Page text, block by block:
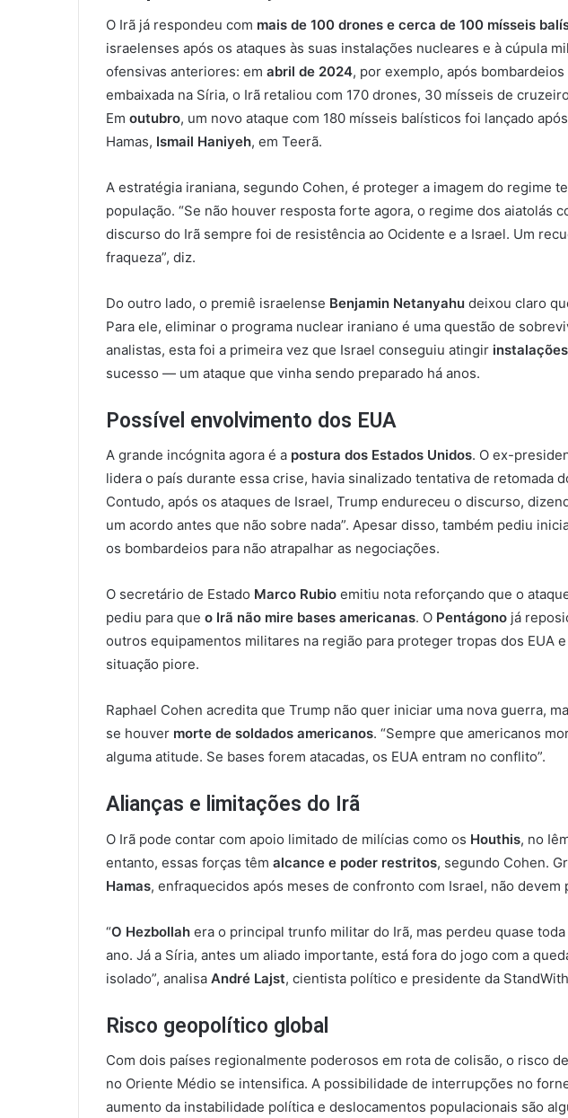
O Irã já respondeu com mais de 100 drones e cerca de 100 mísseis
israelenses após os ataques às suas instalações nucleares e à cúpula
ofensivas anteriores: em abril de 2024, por exemplo, após
embaixada na Síria, o Irã retaliou com 170 drones, 30 mísseis de
Em outubro, um novo ataque com 180 mísseis balísticos foi lançado
Hamas, Ismail Haniyeh, em Teerã.
A estratégia iraniana, segundo Cohen, é proteger a imagem do regime
população. “Se não houver resposta forte agora, o regime dos aiatolás
discurso do Irã sempre foi de resistência ao Ocidente e a Israel. Um
fraqueza”, diz.
Do outro lado, o premiê israelense Benjamin Netanyahu deixou claro
Para ele, eliminar o programa nuclear iraniano é uma questão de
analistas, esta foi a primeira vez que Israel conseguiu atingir
sucesso — um ataque que vinha sendo preparado há anos.
Possível envolvimento dos EUA
A grande incógnita agora é a postura dos Estados Unidos. O ex-
lidera o país durante essa crise, havia sinalizado tentativa de retomada
Contudo, após os ataques de Israel, Trump endureceu o discurso,
um acordo antes que não sobre nada”. Apesar disso, também pediu
os bombardeios para não atrapalhar as negociações.
O secretário de Estado Marco Rubio emitiu nota reforçando que o
pediu para que o Irã não mire bases americanas. O Pentágono já
outros equipamentos militares na região para proteger tropas dos EUA
situação piore.
Raphael Cohen acredita que Trump não quer iniciar uma nova guerra,
se houver morte de soldados americanos. “Sempre que americanos
alguma atitude. Se bases forem atacadas, os EUA entram no conflito”.
Alianças e limitações do Irã
O Irã pode contar com apoio limitado de milícias como os Houthis, no
entanto, essas forças têm alcance e poder restritos, segundo Cohen.
Hamas, enfraquecidos após meses de confronto com Israel, não devem
“O Hezbollah era o principal trunfo militar do Irã, mas perdeu quase
ano. Já a Síria, antes um aliado importante, está fora do jogo com a
isolado”, analisa André Lajst, cientista político e presidente da
Risco geopolítico global
Com dois países regionalmente poderosos em rota de colisão, o risco
no Oriente Médio se intensifica. A possibilidade de interrupções no
aumento da instabilidade política e deslocamentos populacionais são